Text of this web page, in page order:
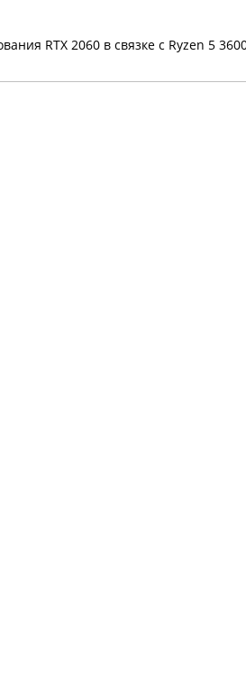
RTX 2060 в связке с Ryzen 5